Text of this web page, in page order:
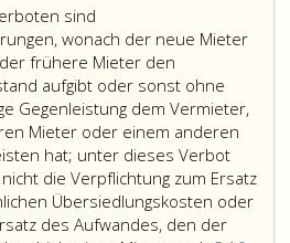
sind
wonach der neue Mieter
frühere Mieter den
aufgibt oder sonst ohne
Gegenleistung dem Vermieter,
Mieter oder einem anderen
hat; unter dieses Verbot
die Verpflichtung zum Ersatz
Übersiedlungskosten oder
des Aufwandes, den der